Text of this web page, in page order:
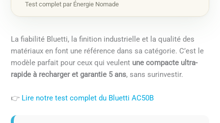
Test complet par Énergie Nomade
La fiabilité Bluetti, la finition industrielle et la qualité des
matériaux en font une référence dans sa catégorie. C’est le
modèle parfait pour ceux qui veulent une compacte ultra-
rapide à recharger et garantie 5 ans, sans surinvestir.
👉 Lire notre test complet du Bluetti AC50B